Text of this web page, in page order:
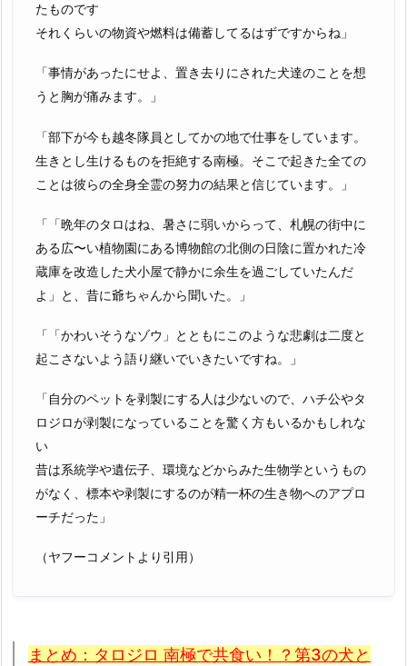
たものです
それくらいの物資や燃料は備蓄してるはずですからね」
「事情があったにせよ、置き去りにされた犬達のことを想
うと胸が痛みます。」
「部下が今も越冬隊員としてかの地で仕事をしています。
生きとし生けるものを拒絶する南極。そこで起きた全ての
ことは彼らの全身全霊の努力の結果と信じています。」
「「晩年のタロはね、暑さに弱いからって、札幌の街中に
ある広〜い植物園にある博物館の北側の日陰に置かれた冷
蔵庫を改造した犬小屋で静かに余生を過ごしていたんだ
よ」と、昔に爺ちゃんから聞いた。」
「「かわいそうなゾウ」とともにこのような悲劇は二度と
起こさないよう語り継いでいきたいですね。」
「自分のペットを剥製にする人は少ないので、ハチ公やタ
ロジロが剥製になっていることを驚く方もいるかもしれな
い
昔は系統学や遺伝子、環境などからみた生物学というもの
がなく、標本や剥製にするのが精一杯の生き物へのアプロ
ーチだった」
（ヤフーコメントより引用）
まとめ：タロジロ 南極で共食い！？第3の犬と